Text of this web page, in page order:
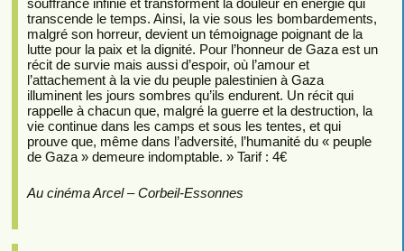
transcende le temps. Ainsi, la vie sous les bombardements,
malgré son horreur, devient un témoignage poignant de la
lutte pour la paix et la dignité. Pour l’honneur de Gaza est un
récit de survie mais aussi d’espoir, où l’amour et
l’attachement à la vie du peuple palestinien à Gaza
illuminent les jours sombres qu’ils endurent. Un récit qui
rappelle à chacun que, malgré la guerre et la destruction, la
vie continue dans les camps et sous les tentes, et qui
prouve que, même dans l’adversité, l’humanité du « peuple
de Gaza » demeure indomptable. » Tarif : 4€
Au cinéma Arcel – Corbeil-Essonnes